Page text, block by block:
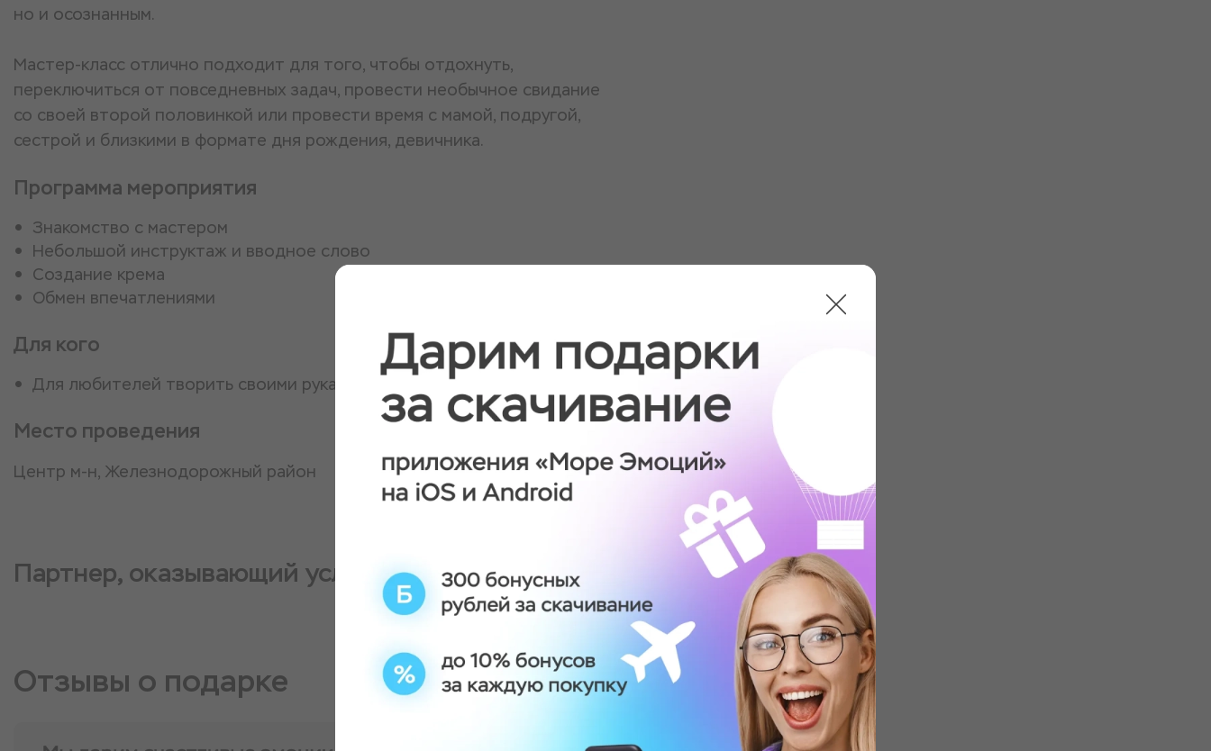
но и осознанным.
Мастер-класс отлично подходит для того, чтобы отдохнуть,
переключиться от повседневных задач, провести необычное свидание
со своей второй половинкой или провести время с мамой, подругой,
сестрой и близкими в формате дня рождения, девичника.
Программа мероприятия
Знакомство с мастером
Небольшой инструктаж и вводное слово
Создание крема
Обмен впечатлениями
Для кого
Для любителей творить своими руками
Место проведения
Центр м-н, Железнодорожный район
Партнер, оказывающий услугу
Отзывы о подарке